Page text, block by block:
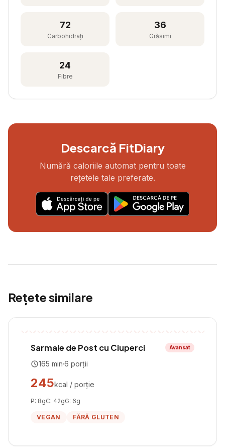
72
Carbohidrați
36
Grăsimi
24
Fibre
Descarcă FitDiary
Numără caloriile automat pentru toate
rețetele tale preferate.
Rețete similare
Sarmale de Post cu Ciuperci Avansat
165 min·6 porții
245kcal / porție
P: 8gC: 42gG: 6g
VEGAN FĂRĂ GLUTEN